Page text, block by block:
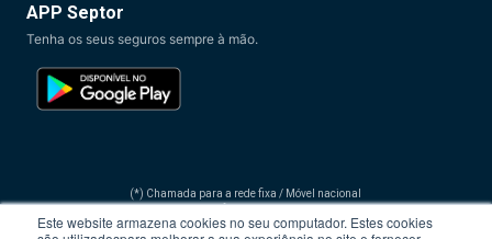
Este website armazena cookies no seu computador. Estes cookies
APP Septor
Tenha os seus seguros sempre à mão.
(*) Chamada para a rede fixa / Móvel nacional
O custo da chamada depende do tarifário que tiver acordado com o seu operador de
comunicações.